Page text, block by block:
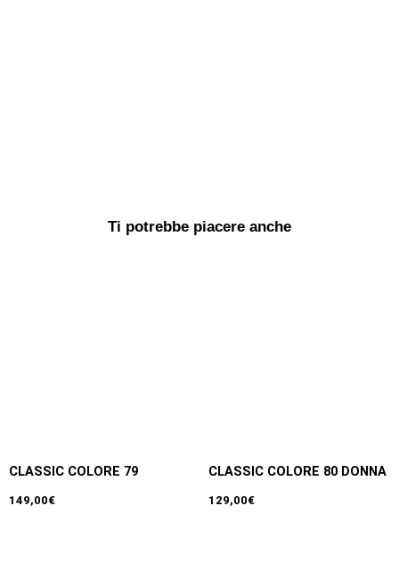
Ti potrebbe piacere anche
CLASSIC COLORE 79
149,00€
CLASSIC COLORE 80 DONNA
129,00€